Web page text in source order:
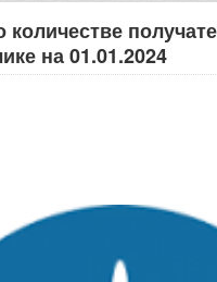
на 01.01.2024